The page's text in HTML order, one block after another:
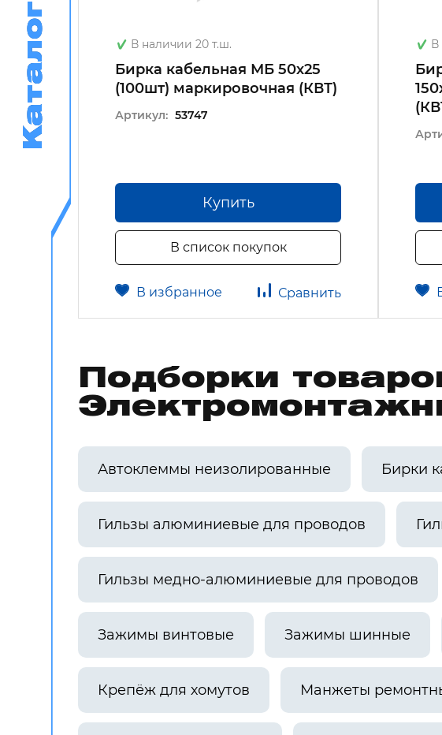
Каталог
Каталог В наличии 20 т.ш.
Бирка кабельная МБ 50х25
(100шт) маркировочная (КВТ)
Артикул: 53747
Купить
В список покупок
В избранное Сравнить
В
Подборки
Автоклеммы неизолированные Бирки
Гильзы алюминиевые для проводов
Гильзы медно-алюминиевые для проводов
Зажимы винтовые Зажимы шинные
Крепёж для хомутов Манжеты